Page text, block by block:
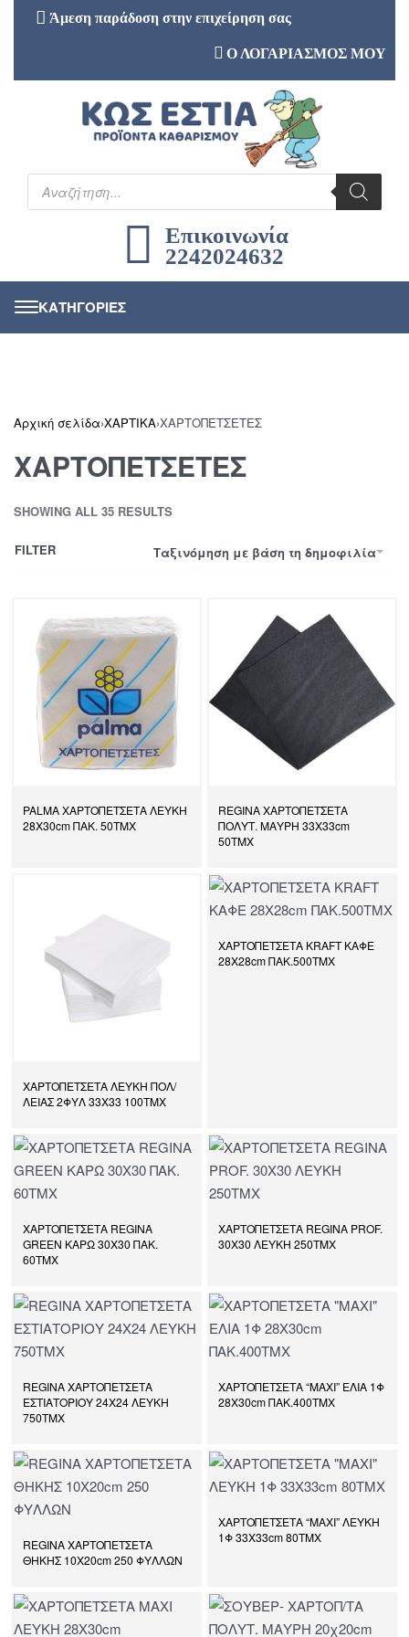
Άμεση παράδοση στην επιχείρηση σας
Ο ΛΟΓΑΡΙΑΣΜΟΣ ΜΟΥ
Επικοινωνία
2242024632
Αρχική σελίδα›ΧΑΡΤΙΚΑ›ΧΑΡΤΟΠΕΤΣΕΤΕΣ
ΧΑΡΤΟΠΕΤΣΕΤΕΣ
SHOWING ALL 35 RESULTS
Ταξινόμηση με βάση τη δημοφιλία
FILTER
PALMA ΧΑΡΤΟΠΕΤΣΕΤΑ ΛΕΥΚΗ
28Χ30cm ΠΑΚ. 50ΤΜΧ
REGINA ΧΑΡΤΟΠΕΤΣΕΤΑ
ΠΟΛΥΤ. ΜΑΥΡΗ 33Χ33cm
50ΤΜΧ
ΧΑΡΤΟΠΕΤΣΕΤΑ ΛΕΥΚΗ ΠΟΛ/
ΛΕΙΑΣ 2ΦΥΛ 33Χ33 100ΤΜΧ
ΧΑΡΤΟΠΕΤΣΕΤΑ KRAFT ΚΑΦΕ
28Χ28cm ΠΑΚ.500ΤΜΧ
ΧΑΡΤΟΠΕΤΣΕΤΑ REGINA
GREEN ΚΑΡΩ 30Χ30 ΠΑΚ.
60ΤΜΧ
ΧΑΡΤΟΠΕΤΣΕΤΑ REGINA PROF.
30Χ30 ΛΕΥΚΗ 250ΤΜΧ
REGINA ΧΑΡΤΟΠΕΤΣΕΤΑ
ΕΣΤΙΑΤΟΡΙΟΥ 24Χ24 ΛΕΥΚΗ
750ΤΜΧ
ΧΑΡΤΟΠΕΤΣΕΤΑ “ΜΑΧΙ” ΕΛΙΑ 1Φ
28Χ30cm ΠΑΚ.400ΤΜΧ
REGINA ΧΑΡΤΟΠΕΤΣΕΤΑ
ΘΗΚΗΣ 10Χ20cm 250 ΦΥΛΛΩΝ
ΧΑΡΤΟΠΕΤΣΕΤΑ “ΜΑΧΙ” ΛΕΥΚΗ
1Φ 33Χ33cm 80ΤΜΧ